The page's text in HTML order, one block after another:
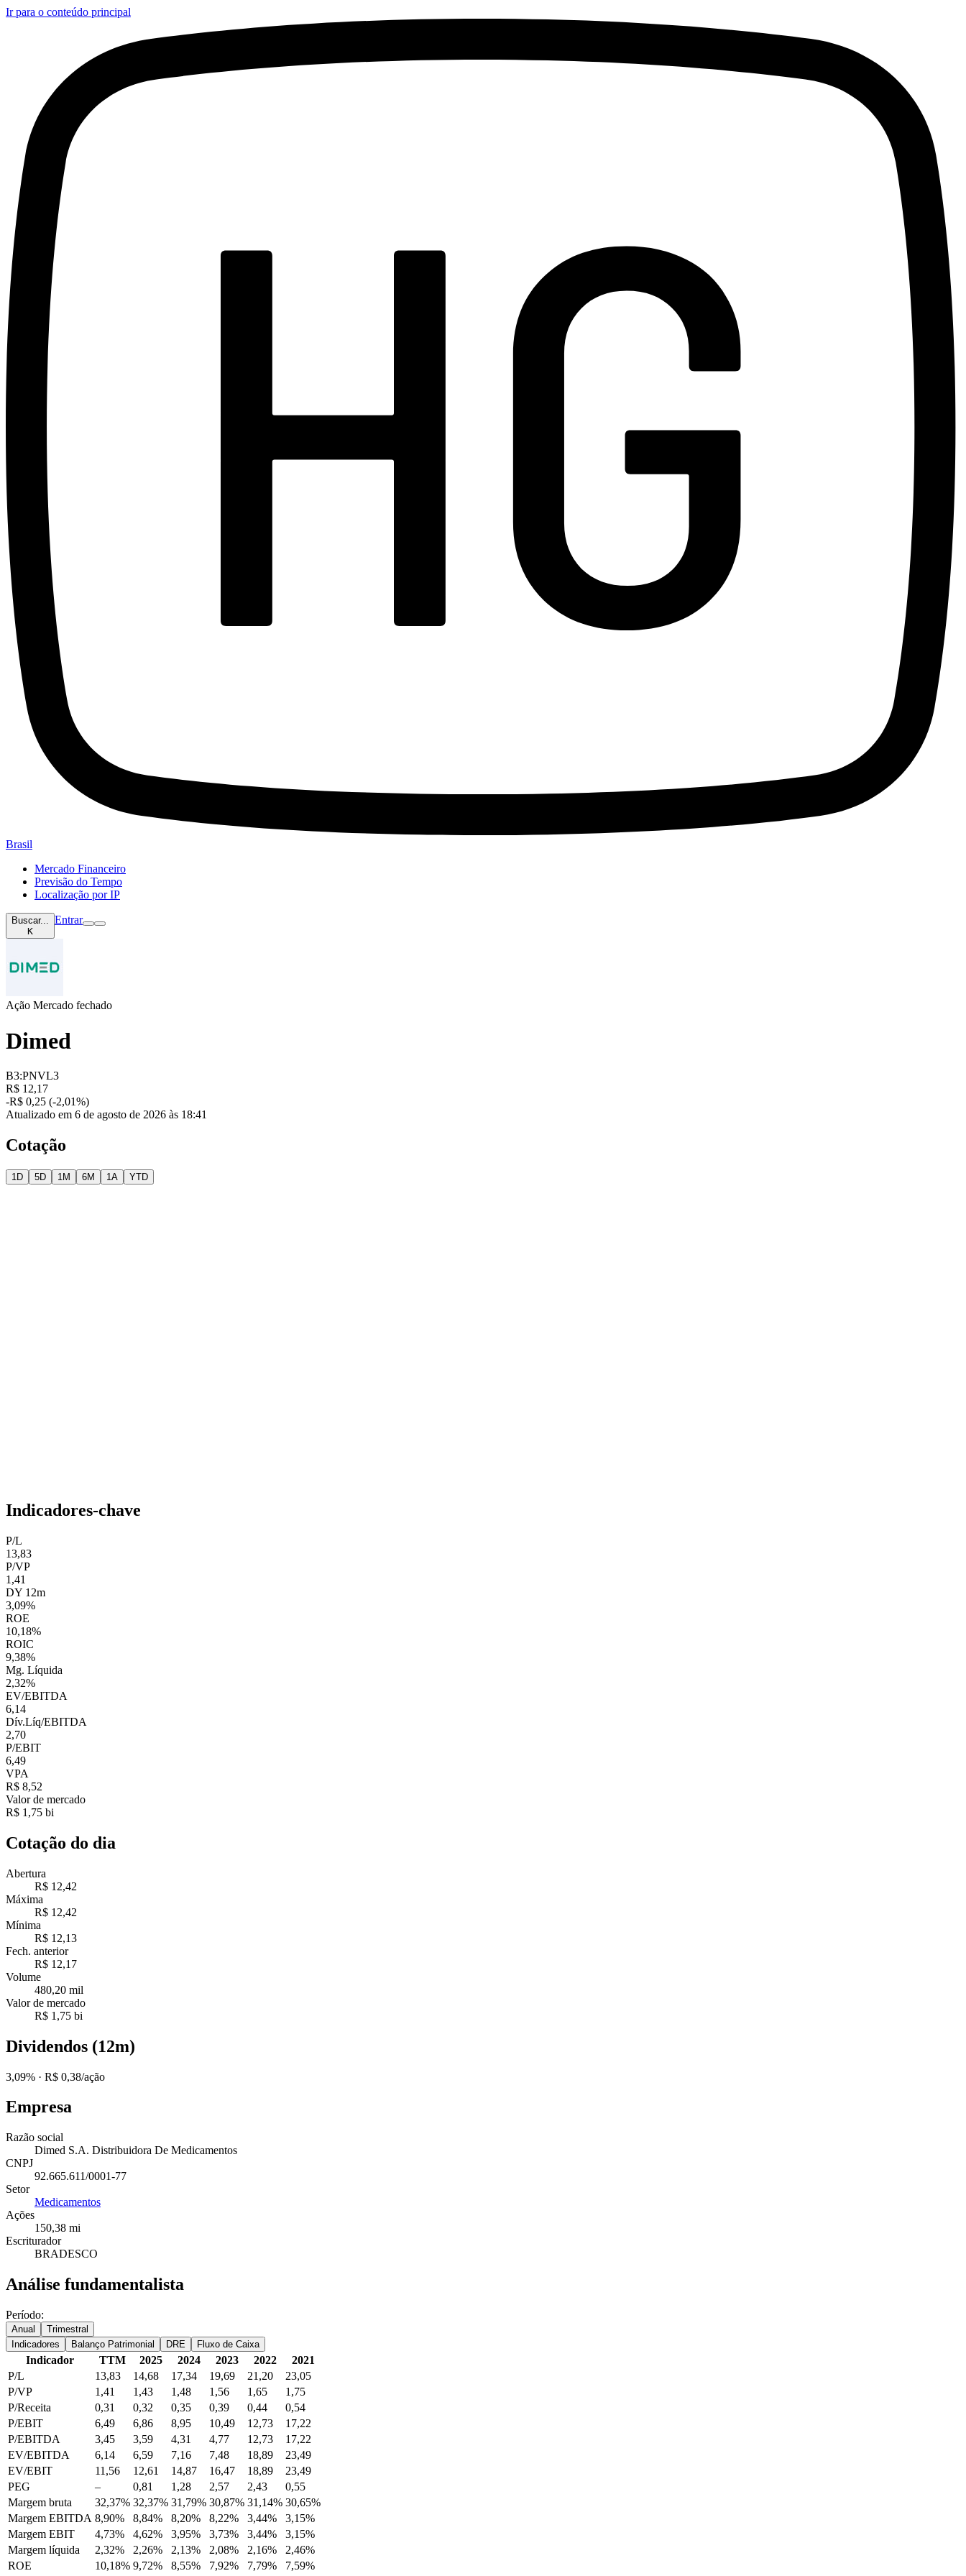
Ir para o conteúdo principal
Brasil
Mercado Financeiro
Previsão do Tempo
Localização por IP
Buscar...
K
Entrar
Ação Mercado fechado
Dimed
B3:PNVL3
R$ 12,17
-R$ 0,25 (-2,01%)
Atualizado em 6 de agosto de 2026 às 18:41
Cotação
1D 5D 1M 6M 1A YTD
Indicadores-chave
P/L
13,83
P/VP
1,41
DY 12m
3,09%
ROE
10,18%
ROIC
9,38%
Mg. Líquida
2,32%
EV/EBITDA
6,14
Dív.Líq/EBITDA
2,70
P/EBIT
6,49
VPA
R$ 8,52
Valor de mercado
R$ 1,75 bi
Cotação do dia
Abertura
R$ 12,42
Máxima
R$ 12,42
Mínima
R$ 12,13
Fech. anterior
R$ 12,17
Volume
480,20 mil
Valor de mercado
R$ 1,75 bi
Dividendos (12m)
3,09% · R$ 0,38/ação
Empresa
Razão social
Dimed S.A. Distribuidora De Medicamentos
CNPJ
92.665.611/0001-77
Setor
Medicamentos
Ações
150,38 mi
Escriturador
BRADESCO
Análise fundamentalista
Período:
Anual
Trimestral
Indicadores
Balanço Patrimonial DRE Fluxo de Caixa
Indicador TTM 2025 2024 2023 2022
2021
P/L
13,83 14,68 17,34 19,69 21,20
23,05
P/VP
1,41 1,43 1,48 1,56 1,65
1,75
P/Receita
0,31 0,32 0,35 0,39 0,44
0,54
P/EBIT
6,49 6,86 8,95 10,49 12,73
17,22
P/EBITDA
3,45 3,59 4,31 4,77 12,73
17,22
EV/EBITDA
6,14 6,59 7,16 7,48 18,89
23,49
EV/EBIT
11,56 12,61 14,87 16,47 18,89
23,49
PEG
– 0,81 1,28 2,57 2,43
0,55
Margem bruta
32,37% 32,37% 31,79% 30,87% 31,14% 30,65%
Margem EBITDA 8,90% 8,84% 8,20% 8,22% 3,44%
3,15%
Margem EBIT
4,73% 4,62% 3,95% 3,73% 3,44%
3,15%
Margem líquida
2,32% 2,26% 2,13% 2,08% 2,16%
2,46%
ROE
10,18% 9,72% 8,55% 7,92% 7,79%
7,59%